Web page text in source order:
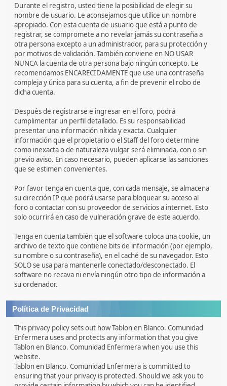
Durante el registro, usted tiene la posibilidad de elegir su
nombre de usuario. Le aconsejamos que utilice un nombre
apropiado. Con esta cuenta de usuario que está a punto de
registrar, se compromete a no revelar jamás su contraseña a
otra persona excepto a un administrador, para su protección y
por motivos de validación. También conviene en NO USAR
NUNCA la cuenta de otra persona bajo ningún concepto. Le
recomendamos ENCARECIDAMENTE que use una contraseña
compleja y única para su cuenta, a fin de prevenir el robo de
dicha cuenta.
Después de registrarse e ingresar en el foro, podrá
cumplimentar un perfil detallado. Es su responsabilidad
presentar una información nítida y exacta. Cualquier
información que el propietario o el Staff del foro determine
como inexacta o de naturaleza vulgar será eliminada, con o sin
previo aviso. En caso necesario, pueden aplicarse las sanciones
que se estimen convenientes.
Por favor tenga en cuenta que, con cada mensaje, se almacena
su dirección IP que podrá usarse para bloquear su acceso al
foro o contactar con su proveedor de servicios a internet. Esto
solo ocurrirá en caso de vulneración grave de este acuerdo.
Tenga en cuenta también que el software coloca una cookie, un
archivo de texto que contiene bits de información (por ejemplo,
su nombre o su contraseña), en el caché de su navegador. Esto
SOLO se usa para mantenerle conectado/desconectado. El
software no recava ni envía ningún otro tipo de información a
su ordenador.
Política de Privacidad
This privacy policy sets out how Tablon en Blanco. Comunidad
Enfermera uses and protects any information that you give
Tablon en Blanco. Comunidad Enfermera when you use this
website.
Tablon en Blanco. Comunidad Enfermera is committed to
ensuring that your privacy is protected. Should we ask you to